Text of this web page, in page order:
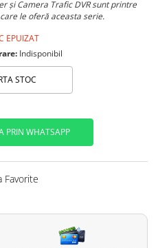
și Camera Trafic DVR sunt printre
le oferă aceasta serie.
EPUIZAT
Indisponibil
STOC
PRIN WHATSAPP
Favorite